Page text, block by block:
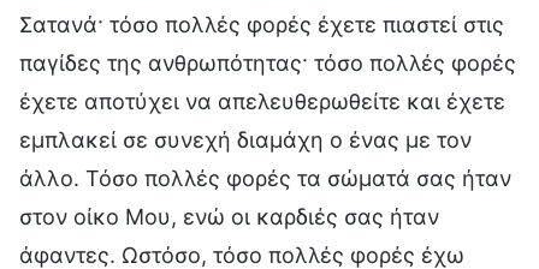
Σατανά· τόσο πολλές φορές έχετε πιαστεί στις
παγίδες της ανθρωπότητας· τόσο πολλές φορές
έχετε αποτύχει να απελευθερωθείτε και έχετε
εμπλακεί σε συνεχή διαμάχη ο ένας με τον
άλλο. Τόσο πολλές φορές τα σώματά σας ήταν
στον οίκο Μου, ενώ οι καρδιές σας ήταν
άφαντες. Ωστόσο, τόσο πολλές φορές έχω